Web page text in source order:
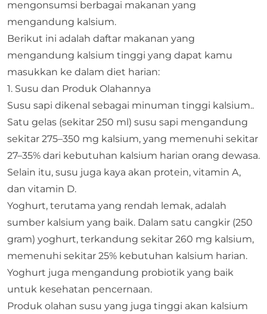
mengonsumsi berbagai makanan yang
mengandung kalsium.
Berikut ini adalah daftar makanan yang
mengandung kalsium tinggi yang dapat kamu
masukkan ke dalam diet harian:​
1. Susu dan Produk Olahannya
Susu sapi dikenal sebagai minuman tinggi kalsium..
Satu gelas (sekitar 250 ml) susu sapi mengandung
sekitar 275–350 mg kalsium, yang memenuhi sekitar
27–35% dari kebutuhan kalsium harian orang dewasa.
Selain itu, susu juga kaya akan protein, vitamin A,
dan vitamin D.
Yoghurt, terutama yang rendah lemak, adalah
sumber kalsium yang baik. Dalam satu cangkir (250
gram) yoghurt, terkandung sekitar 260 mg kalsium,
memenuhi sekitar 25% kebutuhan kalsium harian.
Yoghurt juga mengandung probiotik yang baik
untuk kesehatan pencernaan.​
Produk olahan susu yang juga tinggi akan kalsium